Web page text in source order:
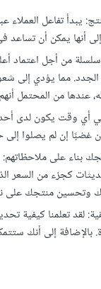
يبدأ تفاعل
أنها يمكن أن تساعد
مما يؤدي إلى
عندها من المحتمل
أي وقت يكون لدى
غضبًا إن لم يصلوا
كجزء من السعر
وتحسين منتجك على
لقد تعلمنا كيفية
بالإضافة إلى أنك